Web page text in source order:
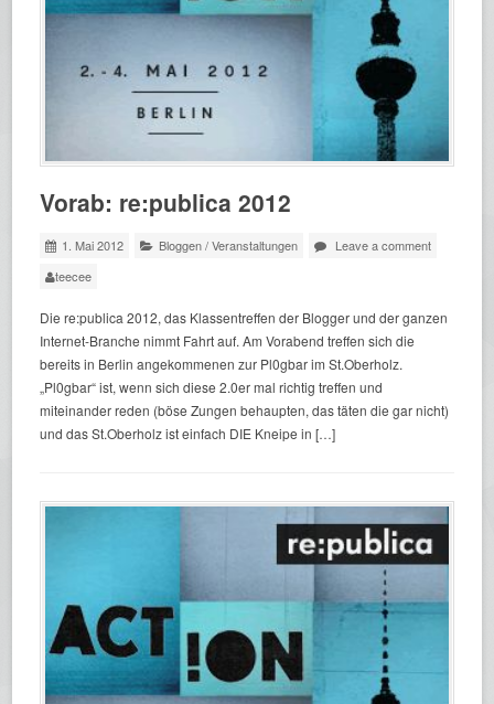
Vorab: re:publica 2012
1. Mai 2012 Bloggen/Veranstaltungen
Leave a comment
teecee
Die re:publica 2012, das Klassentreffen der Blogger und der ganzen
Internet-Branche nimmt Fahrt auf. Am Vorabend treffen sich die
bereits in Berlin angekommenen zur Pl0gbar im St.Oberholz.
„Pl0gbar“ ist, wenn sich diese 2.0er mal richtig treffen und
miteinander reden (böse Zungen behaupten, das täten die gar nicht)
und das St.Oberholz ist einfach DIE Kneipe in […]